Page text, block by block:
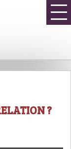
?